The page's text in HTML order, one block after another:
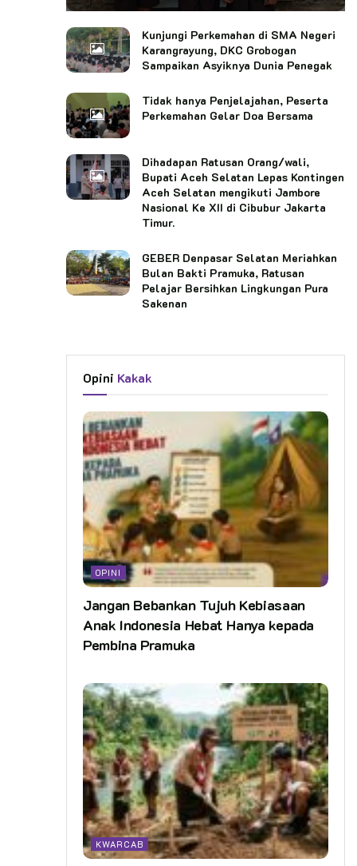
Kunjungi Perkemahan di SMA Negeri
Karangrayung, DKC Grobogan
Sampaikan Asyiknya Dunia Penegak
Tidak hanya Penjelajahan, Peserta
Perkemahan Gelar Doa Bersama
Dihadapan Ratusan Orang/wali,
Bupati Aceh Selatan Lepas Kontingen
Aceh Selatan mengikuti Jambore
Nasional Ke XII di Cibubur Jakarta
Timur.
GEBER Denpasar Selatan Meriahkan
Bulan Bakti Pramuka, Ratusan
Pelajar Bersihkan Lingkungan Pura
Sakenan
Opini Kakak
OPINI
Jangan Bebankan Tujuh Kebiasaan
Anak Indonesia Hebat Hanya kepada
Pembina Pramuka
KWARCAB